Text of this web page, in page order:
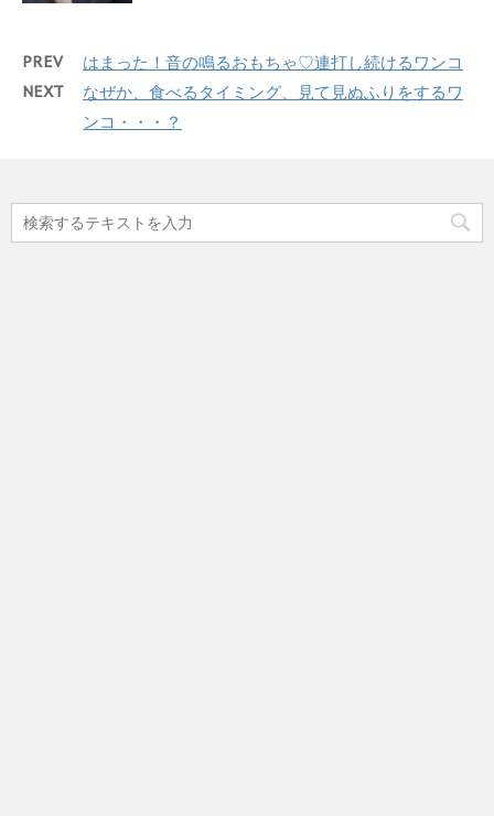
PREV はまった！音の鳴るおもちゃ♡連打し続けるワンコ
NEXT
なぜか、食べるタイミング、見て見ぬふりをするワ
ンコ・・・？